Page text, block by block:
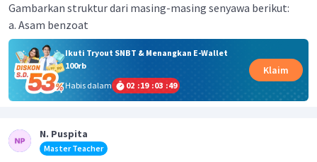
Gambarkan struktur dari masing-masing senyawa berikut:
a. Asam benzoat
Ikuti Tryout SNBT & Menangkan E-Wallet
100rb
Habis dalam
02 :19 :03 :49
Klaim
N. Puspita
Master Teacher